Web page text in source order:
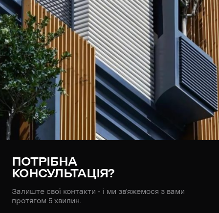
ПОТРІБНА
КОНСУЛЬТАЦІЯ?
Залиште свої контакти - і ми зв’яжемося з вами
протягом 5 хвилин.